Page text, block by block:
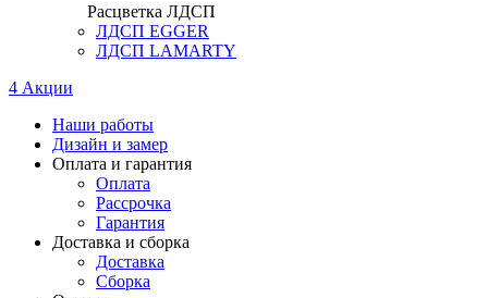
Расцветка ЛДСП
ЛДСП EGGER
ЛДСП LAMARTY
4 Акции
Наши работы
Дизайн и замер
Оплата и гарантия
Оплата
Рассрочка
Гарантия
Доставка и сборка
Доставка
Сборка